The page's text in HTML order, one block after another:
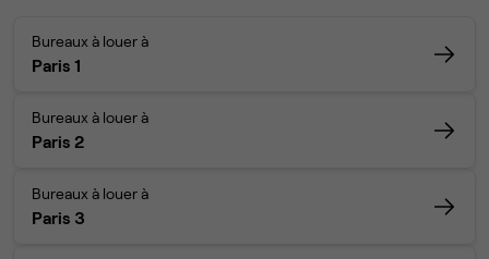
Bureaux à louer à
Paris 1
Bureaux à louer à
Paris 2
Bureaux à louer à
Paris 3